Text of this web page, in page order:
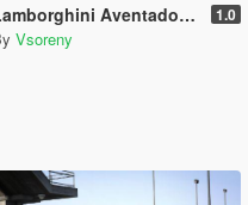
Aventador LP700-4 LibertyWalk [Add-On | Tuning | Template] 1.0
Vsoreny